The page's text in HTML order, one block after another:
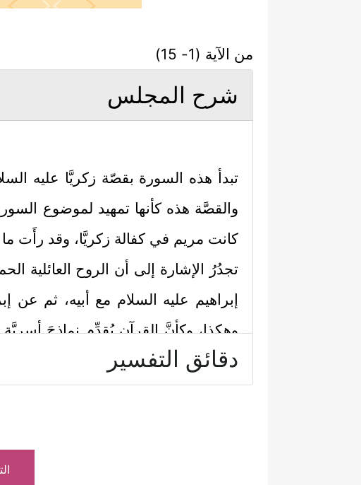
من الآية (1- 15)
شرح المجلس
تبدأ هذه السورة بقصّة زكريَّا عليه
والقصَّة هذه كأنها تمهيد لموضوع
كانت مريم في كفالة زكريَّا، وقد رأَت ما
تجدُرُ الإشارة إلى أن الروح
إبراهيم عليه السلام مع أبيه، ثم عن
وهكذا، وكأنَّ القرآن يُقدِّم نماذجَ
النماذج، وما أصابها من تراجع وارتباك
وأما قصَّة زكريَّا وابنهعليهما السلام
قَالَ رَبِّ إِنِّی وَهَنَ ٱلۡعَظۡمُ مِنِّی
دقائق التفسير